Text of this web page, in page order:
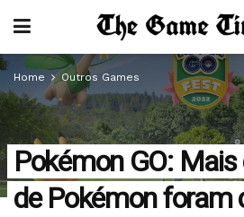
Home Outros Games
Pokémon GO:
de Pokémon foram